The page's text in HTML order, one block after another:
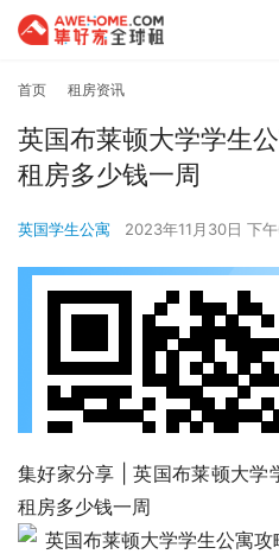
首页 租房资讯
英国布莱顿大学学生
租房多少钱一周
英国学生公寓 2023年11月30日 下
集好家分享 | 英国布莱顿大学
租房多少钱一周